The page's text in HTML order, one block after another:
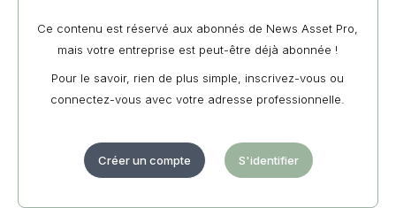
Ce contenu est réservé aux abonnés de News Asset Pro,
mais votre entreprise est peut-être déjà abonnée !
Pour le savoir, rien de plus simple, inscrivez-vous ou
connectez-vous avec votre adresse professionnelle.
Créer un compte S'identifier